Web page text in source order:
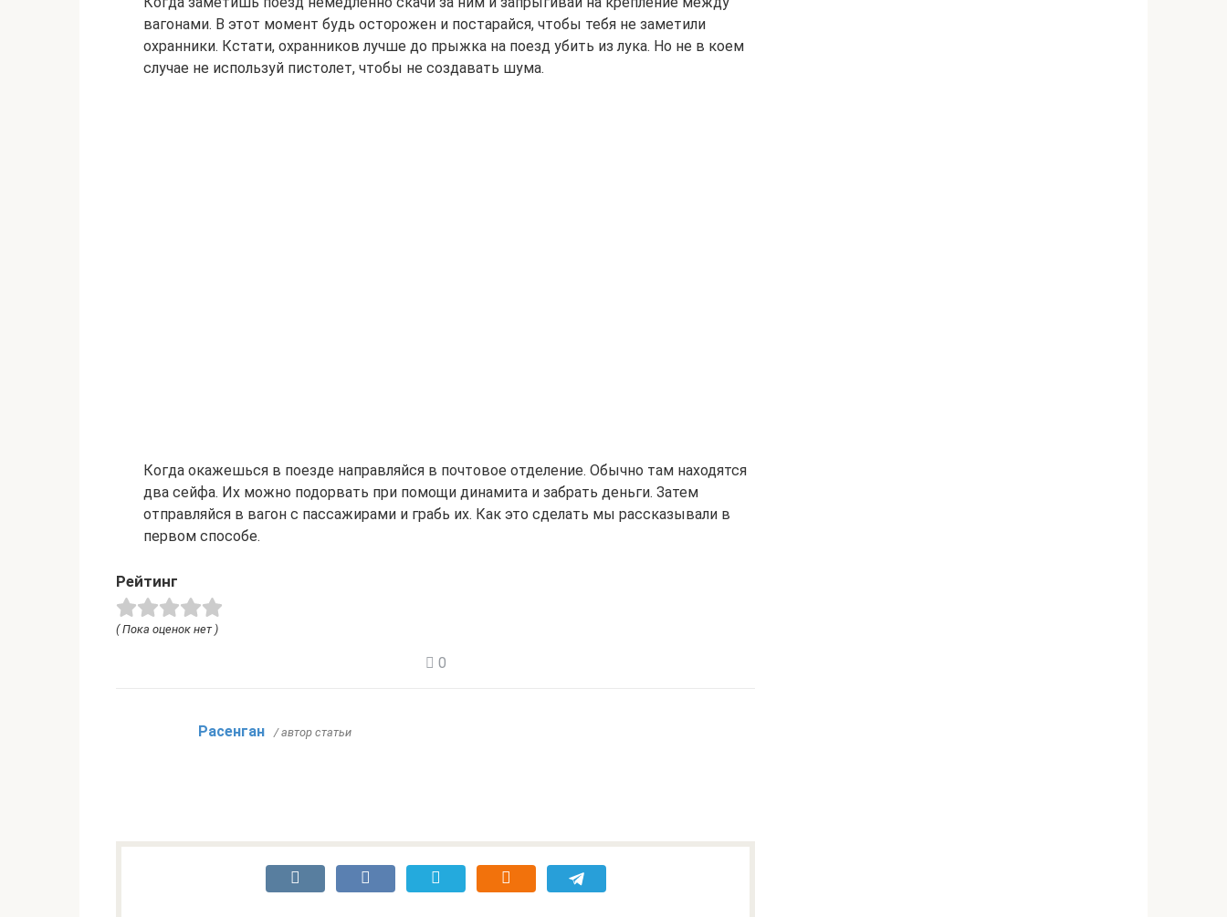
вагонами. В этот момент будь осторожен и постарайся, чтобы тебя не заметили
охранники. Кстати, охранников лучше до прыжка на поезд убить из лука. Но не в коем
случае не используй пистолет, чтобы не создавать шума.
Когда окажешься в поезде направляйся в почтовое отделение. Обычно там находятся
два сейфа. Их можно подорвать при помощи динамита и забрать деньги. Затем
отправляйся в вагон с пассажирами и грабь их. Как это сделать мы рассказывали в
первом способе.
Рейтинг
( Пока оценок нет )
0
Расенган / автор статьи